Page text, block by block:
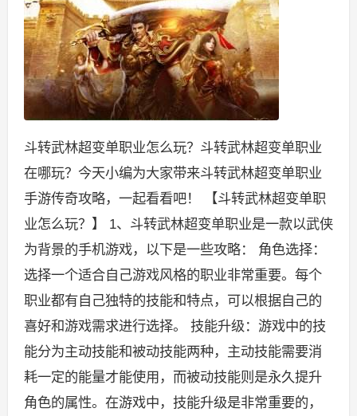
斗转武林超变单职业怎么玩？斗转武林超变单职业
在哪玩？今天小编为大家带来斗转武林超变单职业
手游传奇攻略，一起看看吧！ 【斗转武林超变单职
业怎么玩？】 1、斗转武林超变单职业是一款以武侠
为背景的手机游戏，以下是一些攻略： 角色选择：
选择一个适合自己游戏风格的职业非常重要。每个
职业都有自己独特的技能和特点，可以根据自己的
喜好和游戏需求进行选择。 技能升级：游戏中的技
能分为主动技能和被动技能两种，主动技能需要消
耗一定的能量才能使用，而被动技能则是永久提升
角色的属性。在游戏中，技能升级是非常重要的，